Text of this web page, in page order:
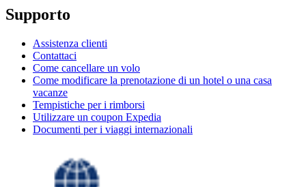
Supporto
Assistenza clienti
Contattaci
Come cancellare un volo
Come modificare la prenotazione di un hotel o una casa
vacanze
Tempistiche per i rimborsi
Utilizzare un coupon Expedia
Documenti per i viaggi internazionali